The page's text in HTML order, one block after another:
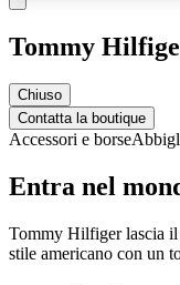
Tommy
Chiuso
Contatta la boutique
Accessori e borse
Entra nel
Tommy Hilfiger lascia il
stile americano con un